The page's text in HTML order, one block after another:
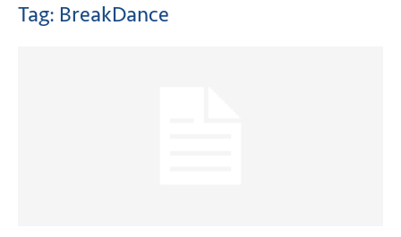
Tag: BreakDance